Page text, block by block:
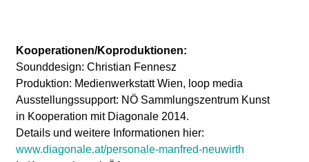
Kooperationen/Koproduktionen:
Sounddesign: Christian Fennesz
Produktion: Medienwerkstatt Wien, loop media
Ausstellungssupport: NÖ Sammlungszentrum Kunst
in Kooperation mit Diagonale 2014.
Details und weitere Informationen hier:
www.diagonale.at/personale-manfred-neuwirth